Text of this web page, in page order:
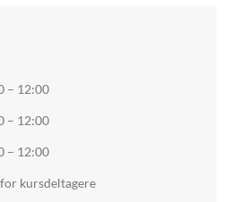
– 12:00
– 12:00
– 12:00
kursdeltagere